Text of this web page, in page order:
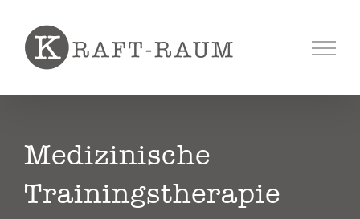
content
Medizinische
Trainingstherapie